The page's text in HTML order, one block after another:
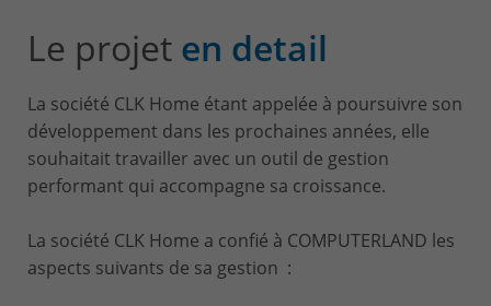
Le projet en detail
La société CLK Home étant appelée à poursuivre son
développement dans les prochaines années, elle
souhaitait travailler avec un outil de gestion
performant qui accompagne sa croissance.
La société CLK Home a confié à COMPUTERLAND les
aspects suivants de sa gestion :